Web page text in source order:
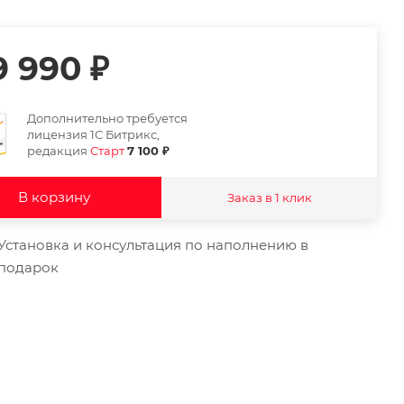
990 ₽
Дополнительно требуется
лицензия 1С Битрикс,
редакцияСтарт7 100 ₽
В корзину Заказ в 1 клик
и консультация по наполнению в